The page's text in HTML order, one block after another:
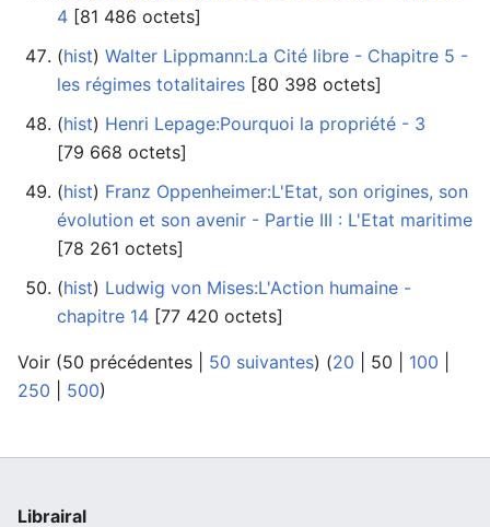
4 ‎[81 486 octets]
(hist) ‎ Walter Lippmann:La Cité libre - Chapitre 5 -
les régimes totalitaires ‎[80 398 octets]
(hist) ‎ Henri Lepage:Pourquoi la propriété - 3
‎[79 668 octets]
(hist) ‎ Franz Oppenheimer:L'Etat, son origines, son
évolution et son avenir - Partie III : L'Etat maritime
‎[78 261 octets]
(hist) ‎ Ludwig von Mises:L'Action humaine -
chapitre 14 ‎[77 420 octets]
Voir (50 précédentes 50 suivantes) (20 50 100
250
500)
Librairal